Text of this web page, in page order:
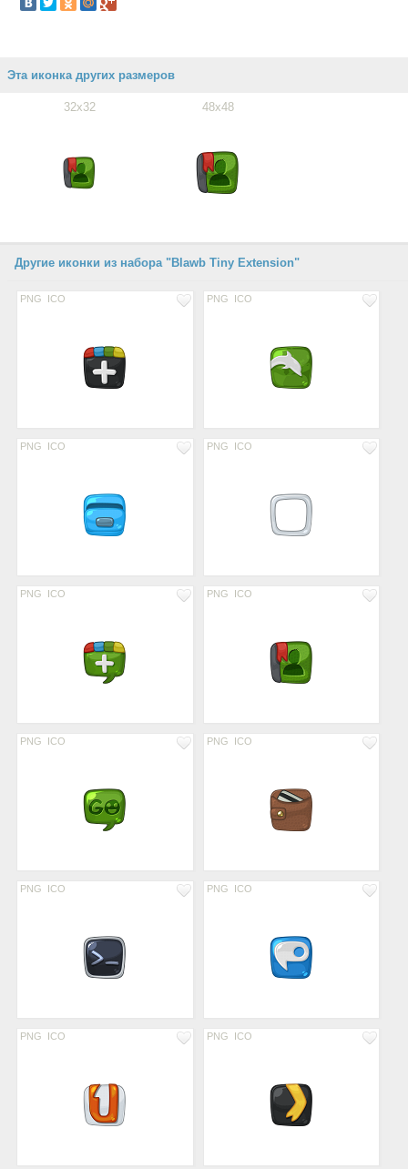
Эта иконка других размеров
32x32 48x48
Другие иконки из набора "Blawb Tiny Extension"
PNG ICO PNG ICO
PNG ICO PNG ICO
PNG ICO PNG ICO
PNG ICO PNG ICO
PNG ICO PNG ICO
PNG ICO PNG ICO